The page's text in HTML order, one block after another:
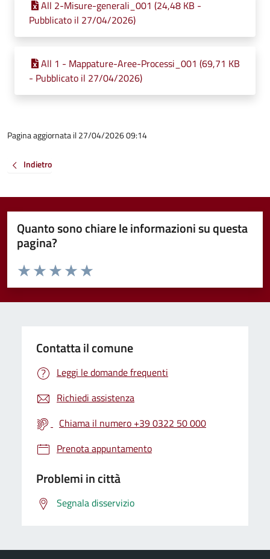
All 2-Misure-generali_001 (24,48 KB -
Pubblicato il 27/04/2026)
All 1 - Mappature-Aree-Processi_001 (69,71 KB
- Pubblicato il 27/04/2026)
Pagina aggiornata il 27/04/2026 09:14
Indietro
Quanto sono chiare le informazioni su questa
pagina?
Valuta da 1 a 5 stelle la pagina
Valuta 5 stelle su 5
Valuta 4 stelle su 5
Valuta 3 stelle su 5
Valuta 2 stelle su 5
Valuta 1 stelle su 5
Contatta il comune
Leggi le domande frequenti
Richiedi assistenza
Chiama il numero +39 0322 50 000
Prenota appuntamento
Problemi in città
Segnala disservizio